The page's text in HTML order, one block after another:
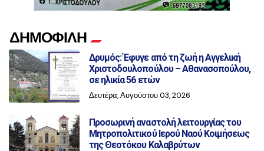
ΔΗΜΟΦΙΛΗ
Δρυμός: Έφυγε από τη ζωή η Αγγελική
Χριστοδουλοπούλου – Αθανασοπούλου,
σε ηλικία 56 ετών
Δευτέρα, Αυγούστου 03, 2026
Προσωρινή αναστολή λειτουργίας του
Μητροπολιτικού Ιερού Ναού Κοιμήσεως
της Θεοτόκου Καλαβρύτων